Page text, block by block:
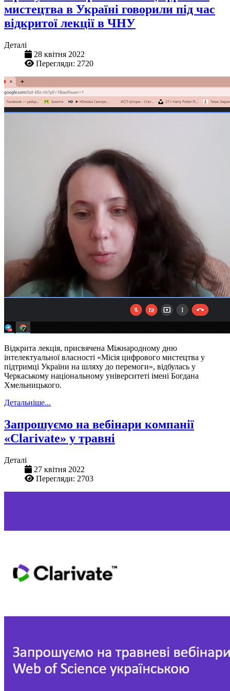
мистецтва в Україні говорили під час
відкритої лекції в ЧНУ
Деталі
28 квітня 2022
Перегляди: 2720
Відкрита лекція, присвячена Міжнародному дню
інтелектуальної власності «Місія цифрового мистецтва у
підтримці України на шляху до перемоги», відбулась у
Черкаському національному університеті імені Богдана
Хмельницького.
Детальніше...
Запрошуємо на вебінари компанії
«Clarivate» у травні
Деталі
27 квітня 2022
Перегляди: 2703